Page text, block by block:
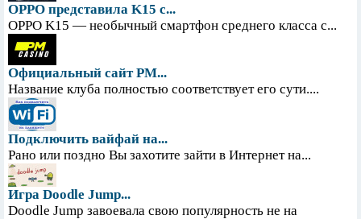
OPPO представила K15 с...
OPPO K15 — необычный смартфон среднего класса с...
Официальный сайт PM...
Название клуба полностью соответствует его сути....
Подключить вайфай на...
Рано или поздно Вы захотите зайти в Интернет на...
Игра Doodle Jump...
Doodle Jump завоевала свою популярность не на